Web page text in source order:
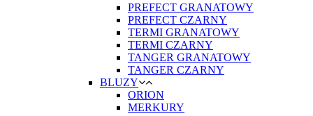
PREFECT GRANATOWY
PREFECT CZARNY
TERMI GRANATOWY
TERMI CZARNY
TANGER GRANATOWY
TANGER CZARNY
BLUZY
ORION
MERKURY